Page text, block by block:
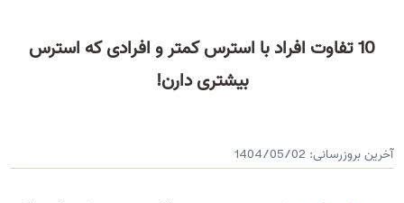
10 تفاوت افراد با استرس کمتر و افرادی که استرس
بیشتری دارن!
آخرین بروزرسانی: 1404/05/02